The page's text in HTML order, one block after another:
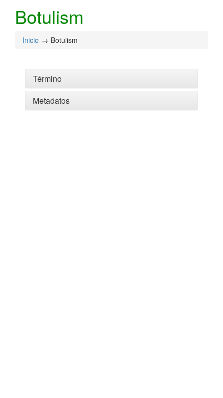
Botulism
Inicio Botulism
Término
Metadatos